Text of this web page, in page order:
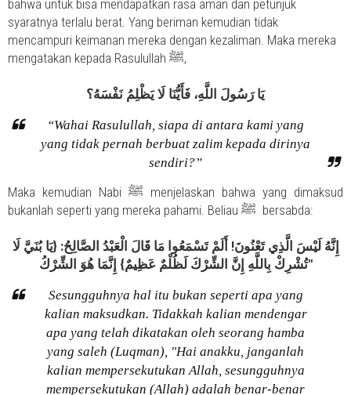
bahwa untuk bisa mendapatkan rasa aman dan petunjuk
syaratnya terlalu berat. Yang beriman kemudian tidak
mencampuri keimanan mereka dengan kezaliman. Maka mereka
mengatakan kepada Rasulullah ﷺ,
يَا رَسُولَ اللَّهِ، فَأَيُّنَا لَا يَظْلِمُ نَفْسَهُ؟
“Wahai Rasulullah, siapa di antara kami yang
yang tidak pernah berbuat zalim kepada dirinya
sendiri?”
Maka kemudian Nabi ﷺ menjelaskan bahwa yang dimaksud
bersabda:
إِنَّهُ لَيْسَ الَّذِي تَعْنُونَ! أَلَمْ تَسْمَعُوا مَا قَالَ الْعَبْدُ الصَّالِحُ: {يَا بُنَيَّ لَا
تُشْرِكْ بِاللَّهِ إِنَّ الشِّرْكَ لَظُلْمٌ عَظِيمٌ} إِنَّمَا هُوَ الشِّرْكُ"
Sesungguhnya hal itu bukan seperti apa yang
kalian maksudkan. Tidakkah kalian mendengar
apa yang telah dikatakan oleh seorang hamba
yang saleh (Luqman), "Hai anakku, janganlah
kalian mempersekutukan Allah, sesungguhnya
mempersekutukan (Allah) adalah benar-benar